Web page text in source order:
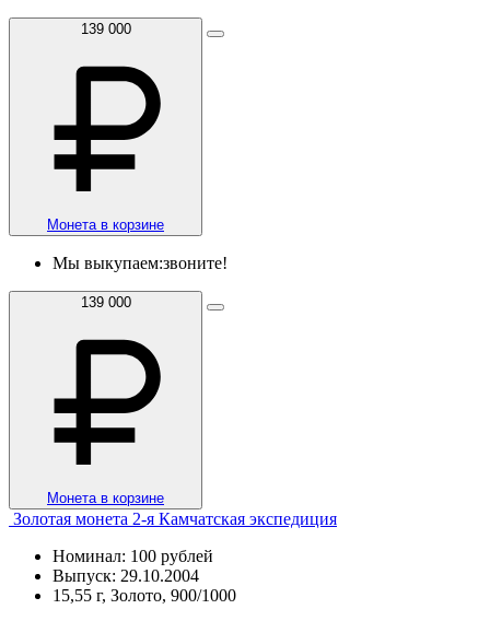
139 000
Монета в корзине
Мы выкупаем:звоните!
139 000
Монета в корзине
Золотая монета 2-я Камчатская экспедиция
Номинал: 100 рублей
Выпуск: 29.10.2004
15,55 г, Золото, 900/1000